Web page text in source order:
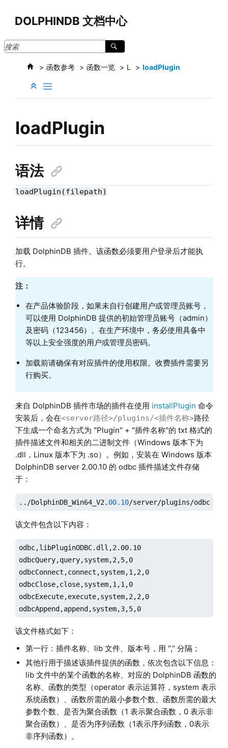
DOLPHINDB 文档中心
函数参考 函数一览 L loadPlugin
loadPlugin
语法
loadPlugin(filepath)
详情
加载 DolphinDB 插件。该函数必须要用户登录后才能执
行。
注：
在产品体验阶段，如果未自行创建用户或管理员账号，
可以使用 DolphinDB 提供的初始管理员账号（admin）
及密码（123456）。在生产环境中，务必使用具备中
等以上安全强度的用户或管理员密码。
加载前请确保有对应插件的使用权限。收费插件需要另
行购买。
来自 DolphinDB 插件市场的插件在使用 installPlugin 命令
安装后，会在<server路径>/plugins/<插件名称>路径
下生成一个命名方式为 "Plugin" + "插件名称"的 txt 格式的
插件描述文件和相关的二进制文件（Windows 版本下为
.dll，Linux 版本下为 .so）。例如，安装在 Windows 版本
DolphinDB server 2.00.10 的 odbc 插件描述文件存储
于：
../DolphinDB_Win64_V2. 00.10/server/plugins/odbc/
该文件包含以下内容：
odbc,libPluginODBC.dll,2.00.10
odbcQuery,query,system,2,5,0
odbcConnect,connect,system,1,2,0
odbcClose,close,system,1,1,0
odbcExecute,execute,system,2,2,0
odbcAppend,append,system,3,5,0
该文件格式如下：
第一行：插件名称、lib 文件、版本号，用 “,” 分隔；
其他行用于描述该插件提供的函数，依次包含以下信息：
lib 文件中的某个函数的名称、对应的 DolphinDB 函数的
名称、函数的类型（operator 表示运算符，system 表示
系统函数）、函数所需的最小参数个数、函数所需的最大
参数个数、是否为聚合函数（1 表示聚合函数，0 表示非
聚合函数）、是否为序列函数（1表示序列函数，0表示
非序列函数）。